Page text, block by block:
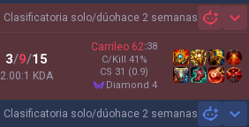
Clasificatoria solo/dúohace 2 semanas
3/9/15
2.00:1 KDA
Carrileo 62:38
C/Kill 41 %
CS 31 (0.9)
diamond 4
Clasificatoria solo/dúohace 2 semanas